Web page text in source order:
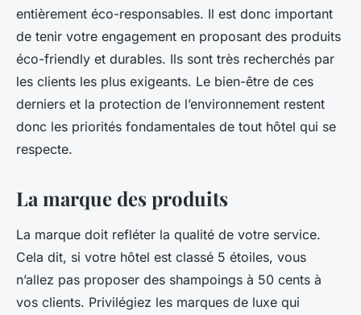
entièrement éco-responsables. Il est donc important
de tenir votre engagement en proposant des produits
éco-friendly et durables. Ils sont très recherchés par
les clients les plus exigeants. Le bien-être de ces
derniers et la protection de l’environnement restent
donc les priorités fondamentales de tout hôtel qui se
respecte.
La marque des produits
La marque doit refléter la qualité de votre service.
Cela dit, si votre hôtel est classé 5 étoiles, vous
n’allez pas proposer des shampoings à 50 cents à
vos clients. Privilégiez les marques de luxe qui